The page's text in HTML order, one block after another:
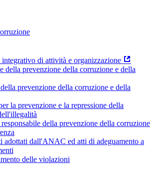
di attività e organizzazione
della prevenzione della corruzione e della
prevenzione della corruzione e della
la prevenzione e la repressione della
della prevenzione della corruzione
adottati dall'ANAC ed atti di adeguamento a
delle violazioni